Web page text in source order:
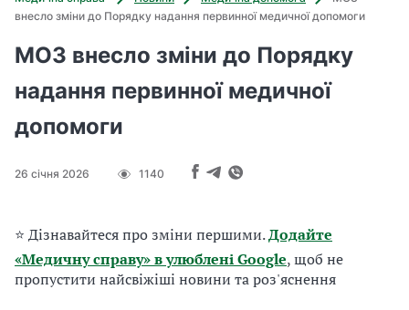
внесло зміни до Порядку надання первинної медичної допомоги
МОЗ внесло зміни до Порядку
надання первинної медичної
допомоги
26 січня 2026 1140
⭐ Дізнавайтеся про зміни першими.Додайте
«Медичну справу» в улюблені Google, щоб не
пропустити найсвіжіші новини та роз'яснення
о
и
о
н
м
а
т